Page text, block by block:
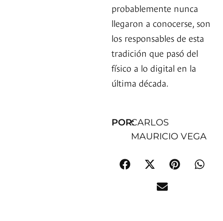
probablemente nunca
llegaron a conocerse, son
los responsables de esta
tradición que pasó del
físico a lo digital en la
última década.
POR:CARLOS
MAURICIO VEGA